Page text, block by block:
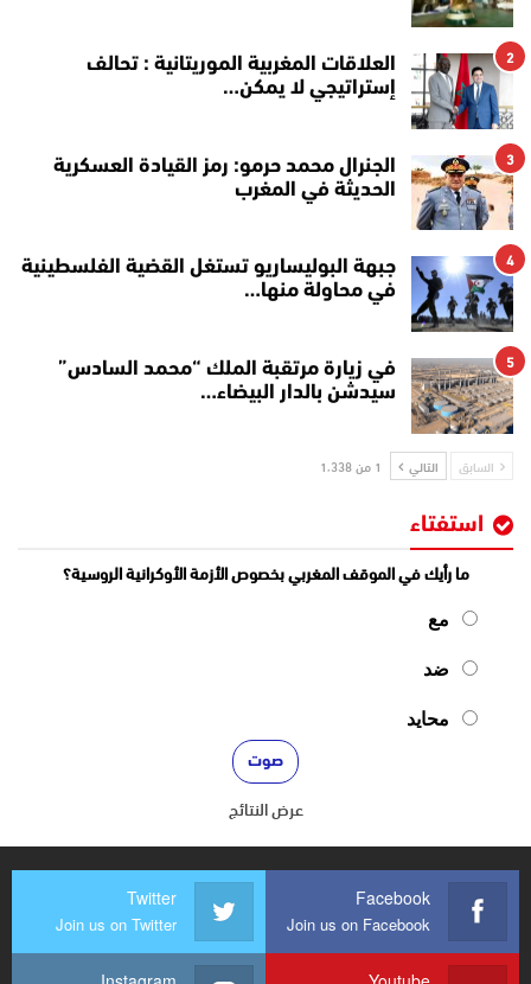
2
العلاقات المغربية الموريتانية : تحالف
إستراتيجي لا يمكن…
3
الجنرال محمد حرمو: رمز القيادة العسكرية
الحديثة في المغرب
4
جبهة البوليساريو تستغل القضية الفلسطينية
في محاولة منها…
5
في زيارة مرتقبة الملك “محمد السادس”
سيدشن بالدار البيضاء…
السابق التالي 1 من 1٬338
استفتاء
ما رأيك في الموقف المغربي بخصوص الأزمة الأوكرانية الروسية؟
مع
ضد
محايد
عرض النتائج
Facebook
Join us on Facebook
Twitter
Join us on Twitter